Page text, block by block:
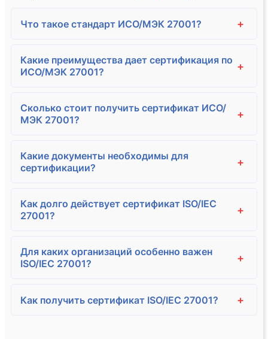
Что такое стандарт ИСО/МЭК 27001? +
Какие преимущества дает сертификация по
ИСО/МЭК 27001?
+
Сколько стоит получить сертификат ИСО/
МЭК 27001?
+
Какие документы необходимы для
сертификации?
+
Как долго действует сертификат ISO/IEC
27001?
+
Для каких организаций особенно важен
ISO/IEC 27001?
+
Как получить сертификат ISO/IEC 27001? +